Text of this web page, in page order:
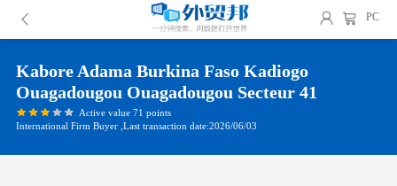
PC
Kabore Adama Burkina Faso Kadiogo
Ouagadougou Ouagadougou Secteur 41
Active value 71 points
International Firm Buyer ,Last transaction date:2026/06/03